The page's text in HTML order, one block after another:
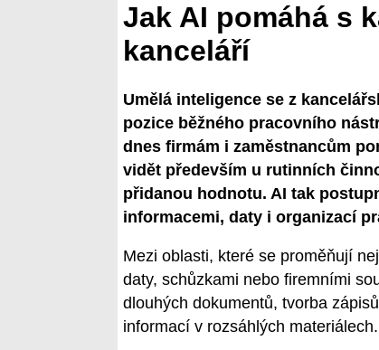
Jak AI pomáhá s
kanceláří
Umělá inteligence se z
pozice běžného pracovního
dnes firmám i zaměstnancům
vidět především u rutinních
přidanou hodnotu. AI tak
informacemi, daty i organizací
Mezi oblasti, které se proměňují
daty, schůzkami nebo firemními
dlouhých dokumentů, tvorba
informací v rozsáhlých materiálech.